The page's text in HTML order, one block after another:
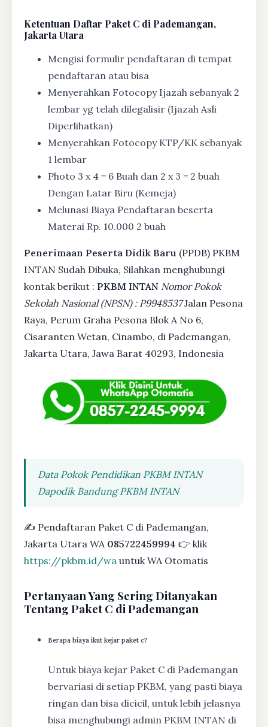
Ketentuan Daftar Paket C di Pademangan,
Jakarta Utara
Mengisi formulir pendaftaran di tempat
pendaftaran atau bisa
Menyerahkan Fotocopy Ijazah sebanyak 2
lembar yg telah dilegalisir (Ijazah Asli
Diperlihatkan)
Menyerahkan Fotocopy KTP/KK sebanyak
1 lembar
Photo 3 x 4 = 6 Buah dan 2 x 3 = 2 buah
Dengan Latar Biru (Kemeja)
Melunasi Biaya Pendaftaran beserta
Materai Rp. 10.000 2 buah
Penerimaan Peserta Didik Baru (PPDB) PKBM
INTAN Sudah Dibuka, Silahkan menghubungi
kontak berikut : PKBM INTAN Nomor Pokok
Sekolah Nasional (NPSN) : P9948537Jalan Pesona
Raya, Perum Graha Pesona Blok A No 6,
Cisaranten Wetan, Cinambo, di Pademangan,
Jakarta Utara, Jawa Barat 40293, Indonesia
Data Pokok Pendidikan PKBM INTAN
Dapodik Bandung PKBM INTAN
✍ Pendaftaran Paket C di Pademangan,
Jakarta Utara WA 085722459994 👉 klik
https://pkbm.id/wa untuk WA Otomatis
Pertanyaan Yang Sering Ditanyakan
Tentang Paket C di Pademangan
Berapa biaya ikut kejar paket c?
Untuk biaya kejar Paket C di Pademangan
bervariasi di setiap PKBM, yang pasti biaya
ringan dan bisa dicicil, untuk lebih jelasnya
bisa menghubungi admin PKBM INTAN di